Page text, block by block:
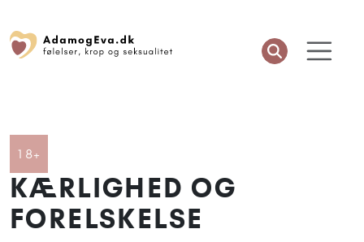
18+
KÆRLIGHED OG
FORELSKELSE